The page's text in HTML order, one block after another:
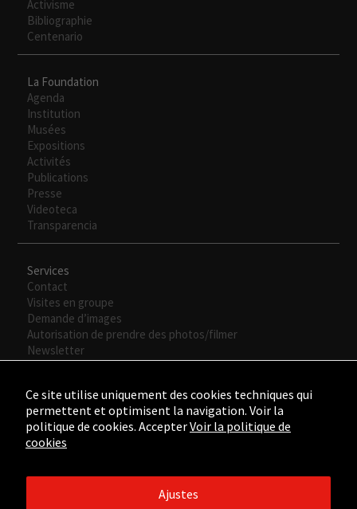
Activisme
Bibliographie
Centenario
La Foundation
Agenda
Institution
Musées
Expositions
Activités
Publications
Presse
Videoteca
Transparencia
Services
Contact
Visites en groupe
Demande d’images
Autorisation de prendre des photos/filmer
Newsletter
Ce site utilise uniquement des cookies techniques qui
permettent et optimisent la navigation. Voir la
politique de cookies. AccepterVoir la politique de
cookies
Ajustes